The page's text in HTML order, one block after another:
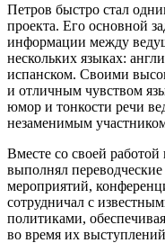
Петров быстро стал
проекта. Его основной
информации между
нескольких языках:
испанском. Своими
и отличным чувством
юмор и тонкости речи
незаменимым
Вместе со своей
выполнял
мероприятий,
сотрудничал с
политиками,
во время их